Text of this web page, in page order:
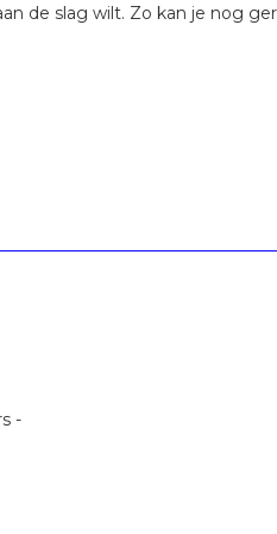
de slag wilt. Zo kan je nog
-